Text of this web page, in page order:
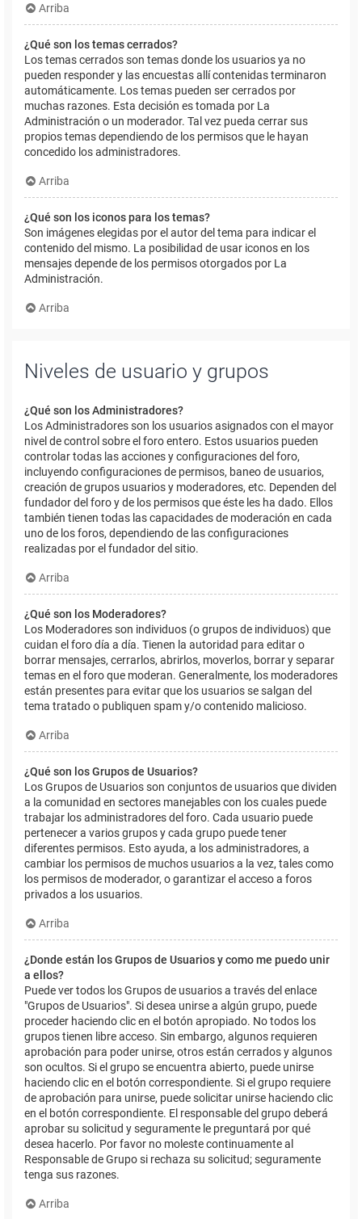
Arriba
¿Qué son los temas cerrados?
Los temas cerrados son temas donde los usuarios ya no
pueden responder y las encuestas allí contenidas terminaron
automáticamente. Los temas pueden ser cerrados por
muchas razones. Esta decisión es tomada por La
Administración o un moderador. Tal vez pueda cerrar sus
propios temas dependiendo de los permisos que le hayan
concedido los administradores.
Arriba
¿Qué son los iconos para los temas?
Son imágenes elegidas por el autor del tema para indicar el
contenido del mismo. La posibilidad de usar iconos en los
mensajes depende de los permisos otorgados por La
Administración.
Arriba
Niveles de usuario y grupos
¿Qué son los Administradores?
Los Administradores son los usuarios asignados con el mayor
nivel de control sobre el foro entero. Estos usuarios pueden
controlar todas las acciones y configuraciones del foro,
incluyendo configuraciones de permisos, baneo de usuarios,
creación de grupos usuarios y moderadores, etc. Dependen del
fundador del foro y de los permisos que éste les ha dado. Ellos
también tienen todas las capacidades de moderación en cada
uno de los foros, dependiendo de las configuraciones
realizadas por el fundador del sitio.
Arriba
¿Qué son los Moderadores?
Los Moderadores son individuos (o grupos de individuos) que
cuidan el foro día a día. Tienen la autoridad para editar o
borrar mensajes, cerrarlos, abrirlos, moverlos, borrar y separar
temas en el foro que moderan. Generalmente, los moderadores
están presentes para evitar que los usuarios se salgan del
tema tratado o publiquen spam y/o contenido malicioso.
Arriba
¿Qué son los Grupos de Usuarios?
Los Grupos de Usuarios son conjuntos de usuarios que dividen
a la comunidad en sectores manejables con los cuales puede
trabajar los administradores del foro. Cada usuario puede
pertenecer a varios grupos y cada grupo puede tener
diferentes permisos. Esto ayuda, a los administradores, a
cambiar los permisos de muchos usuarios a la vez, tales como
los permisos de moderador, o garantizar el acceso a foros
privados a los usuarios.
Arriba
¿Donde están los Grupos de Usuarios y como me puedo unir
a ellos?
Puede ver todos los Grupos de usuarios a través del enlace
"Grupos de Usuarios". Si desea unirse a algún grupo, puede
proceder haciendo clic en el botón apropiado. No todos los
grupos tienen libre acceso. Sin embargo, algunos requieren
aprobación para poder unirse, otros están cerrados y algunos
son ocultos. Si el grupo se encuentra abierto, puede unirse
haciendo clic en el botón correspondiente. Si el grupo requiere
de aprobación para unirse, puede solicitar unirse haciendo clic
en el botón correspondiente. El responsable del grupo deberá
aprobar su solicitud y seguramente le preguntará por qué
desea hacerlo. Por favor no moleste continuamente al
Responsable de Grupo si rechaza su solicitud; seguramente
tenga sus razones.
Arriba